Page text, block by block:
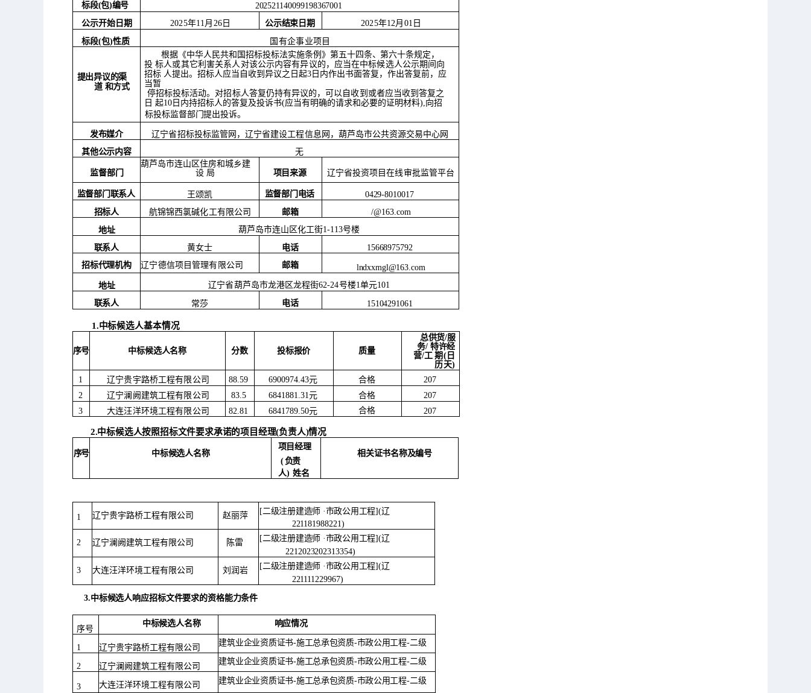
标段(包)编号
202521140099198367001
公示开始日期
2025年11月26日 公示结束日期
2025年12月01日
标段(包)性质 国有企事业项目
提出异议的渠
道 和方式
根据《中华人民共和国招标投标法实施条例》第五十四条、第六十条规定，
投 标人或其它利害关系人对该公示内容有异议的，应当在中标候选人公示期间向
招标 人提出。招标人应当自收到异议之日起3日内作出书面答复，作出答复前，应
当暂
停招标投标活动。对招标人答复仍持有异议的，可以自收到或者应当收到答复之
日 起10日内持招标人的答复及投诉书(应当有明确的请求和必要的证明材料),向招
标投标监督部门提出投诉。
发布媒介 辽宁省招标投标监管网，辽宁省建设工程信息网，葫芦岛市公共资源交易中心网
其他公示内容
无
监督部门
葫芦岛市连山区住房和城乡建
设 局 项目来源 辽宁省投资项目在线审批监管平台
监督部门联系人 王颂凯 监督部门电话
0429-8010017
招标人
航锦锦西氯碱化工有限公司 邮箱 /@163.com
地址 葫芦岛市连山区化工街1-113号楼
联系人
黄女士 电话
15668975792
招标代理机构
辽宁德信项目管理有限公司 邮箱 lndxxmgl@163.com
地址 辽宁省葫芦岛市龙港区龙程街62-24号楼1单元101
联系人 常莎 电话 15104291061
1.中标候选人基本情况
序号 中标候选人名称 分数 投标报价 质量
总供货/服
务/ 特许经
营/工 期 (日
历天)
1
辽宁贵宇路桥工程有限公司 88.59 6900974.43元 合格
207
2
辽宁澜阙建筑工程有限公司 83.5 6841881.31元 合格
207
3
大连汪洋环境工程有限公司 82.81 6841789.50元 合格 207
2.中标候选人按照招标文件要求承诺的项目经理(负责人)情况
序号 中标候选人名称
项目经理
( 负责
人) 姓名
相关证书名称及编号
1 辽宁贵宇路桥工程有限公司 赵丽萍 [二级注册建造师 ·市政公用工程](辽
221181988221)
2 辽宁澜阙建筑工程有限公司 陈雷 [二级注册建造师 ·市政公用工程](辽
2212023202313354)
3 大连汪洋环境工程有限公司 刘润岩 [二级注册建造师 ·市政公用工程](辽
221111229967)
3.中标候选人响应招标文件要求的资格能力条件
序号
中标候选人名称 响应情况
1 辽宁贵宇路桥工程有限公司 建筑业企业资质证书-施工总承包资质-市政公用工程-二级
2 辽宁澜阙建筑工程有限公司
建筑业企业资质证书-施工总承包资质-市政公用工程-二级
3 大连汪洋环境工程有限公司 建筑业企业资质证书-施工总承包资质-市政公用工程-二级